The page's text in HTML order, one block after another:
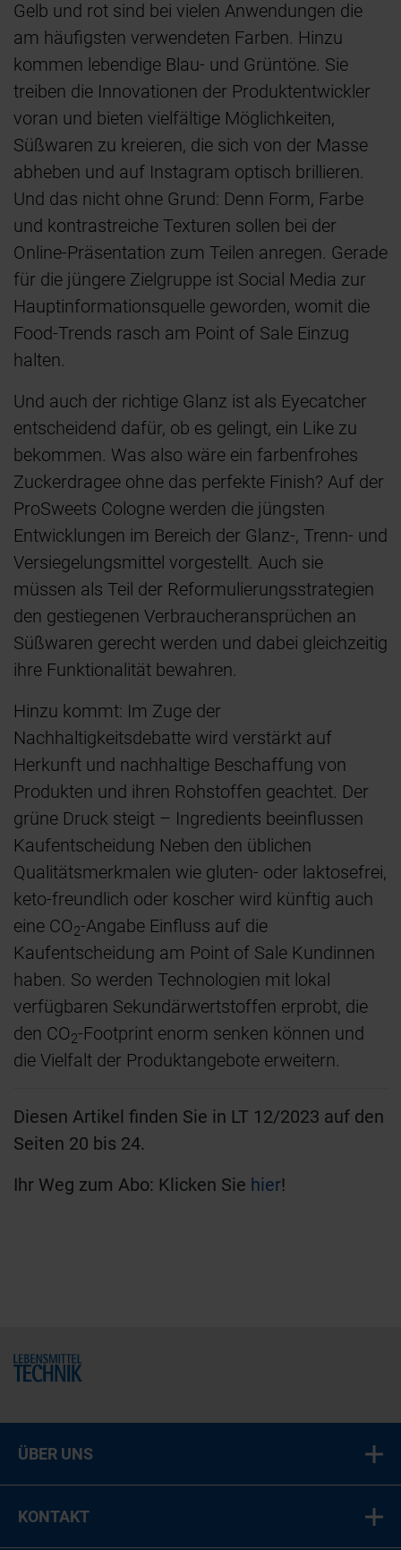
Gelb und rot sind bei vielen Anwendungen die
am häufigsten verwendeten Farben. Hinzu
kommen lebendige Blau- und Grüntöne. Sie
treiben die Innovationen der Produktentwickler
voran und bieten vielfältige Möglichkeiten,
Süßwaren zu kreieren, die sich von der Masse
abheben und auf Instagram optisch brillieren.
Und das nicht ohne Grund: Denn Form, Farbe
und kontrastreiche Texturen sollen bei der
Online-Präsentation zum Teilen anregen. Gerade
für die jüngere Zielgruppe ist Social Media zur
Hauptinformationsquelle geworden, womit die
Food-Trends rasch am Point of Sale Einzug
halten.
Und auch der richtige Glanz ist als Eyecatcher
entscheidend dafür, ob es gelingt, ein Like zu
bekommen. Was also wäre ein farbenfrohes
Zuckerdragee ohne das perfekte Finish? Auf der
ProSweets Cologne werden die jüngsten
Entwicklungen im Bereich der Glanz-, Trenn- und
Versiegelungsmittel vorgestellt. Auch sie
müssen als Teil der Reformulierungsstrategien
den gestiegenen Verbraucheransprüchen an
Süßwaren gerecht werden und dabei gleichzeitig
ihre Funktionalität bewahren.
Hinzu kommt: Im Zuge der
Nachhaltigkeitsdebatte wird verstärkt auf
Herkunft und nachhaltige Beschaffung von
Produkten und ihren Rohstoffen geachtet. Der
grüne Druck steigt – Ingredients beeinflussen
Kaufentscheidung Neben den üblichen
Qualitätsmerkmalen wie gluten- oder laktosefrei,
keto-freundlich oder koscher wird künftig auch
eine CO2-Angabe Einfluss auf die
Kaufentscheidung am Point of Sale Kundinnen
haben. So werden Technologien mit lokal
verfügbaren Sekundärwertstoffen erprobt, die
den CO2-Footprint enorm senken können und
die Vielfalt der Produktangebote erweitern.
Diesen Artikel finden Sie in LT 12/2023 auf den
Seiten 20 bis 24.
Ihr Weg zum Abo: Klicken Sie hier!
Home
ÜBER UNS
KONTAKT